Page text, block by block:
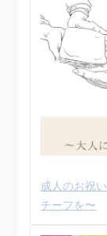
成人のお祝
チーフを〜